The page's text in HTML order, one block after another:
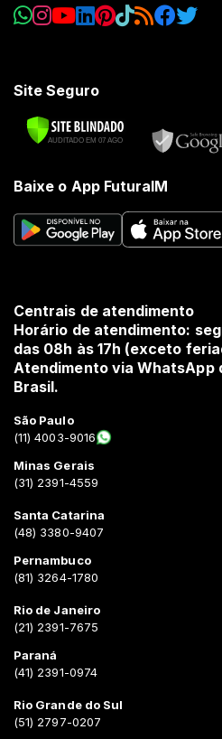
Site Seguro
Baixe o App FuturaIM
Centrais de atendimento
Horário de atendimento:
das 08h às 17h (exceto
Atendimento via WhatsApp
Brasil.
São Paulo
(11) 4003-9016
Minas Gerais
(31) 2391-4559
Santa Catarina
(48) 3380-9407
Pernambuco
(81) 3264-1780
Rio de Janeiro
(21) 2391-7675
Paraná
(41) 2391-0974
Rio Grande do Sul
(51) 2797-0207